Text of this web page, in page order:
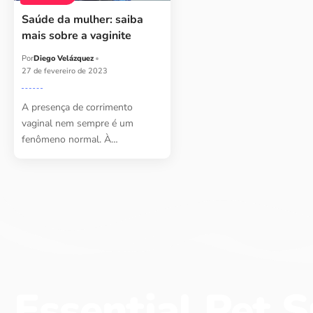
Saúde da mulher: saiba
mais sobre a vaginite
PorDiego Velázquez
27 de fevereiro de 2023
A presença de corrimento
vaginal nem sempre é um
fenômeno normal. À…